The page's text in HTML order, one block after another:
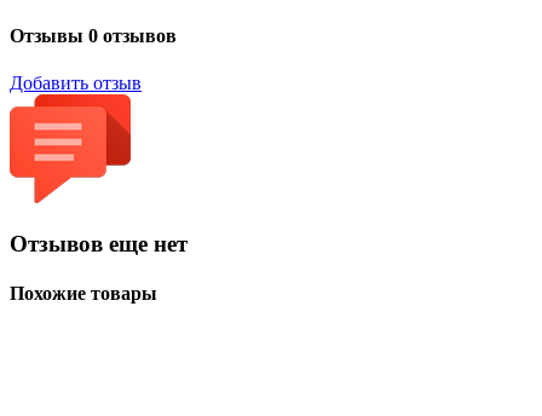
Отзывы 0 отзывов
Добавить отзыв
Отзывов еще нет
Похожие товары